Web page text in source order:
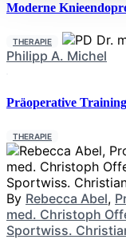
Moderne
THERAPIE
Philipp A. Michel
Präoperative
THERAPIE
By Rebecca Abel,
med. Christoph
Sportwiss.